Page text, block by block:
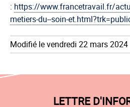
: https://www.francetravail.fr/
metiers-du--soin-
Modifié le vendredi 22 mars 2024
LETTRE